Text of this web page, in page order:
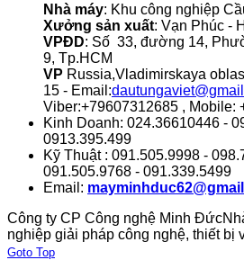
Nhà máy: Khu công nghiệp
Xưởng sản xuất: Vạn Phúc -
VPĐD: Số 33, đường 14,
9, Tp.HCM
VP Russia,Vladimirskaya
15 - Email:
Viber:+79607312685 , Mobile:
Kinh Doanh: 024.36610446 -
0913.395.499
Kỹ Thuật : 091.505.9998 -
091.505.9768 - 091.339.5499
Email:
Công ty CP Công nghệ Minh Đức
nghiệp giải pháp công nghệ, thiết bị
Joomla! 3 Templates
Goto Top